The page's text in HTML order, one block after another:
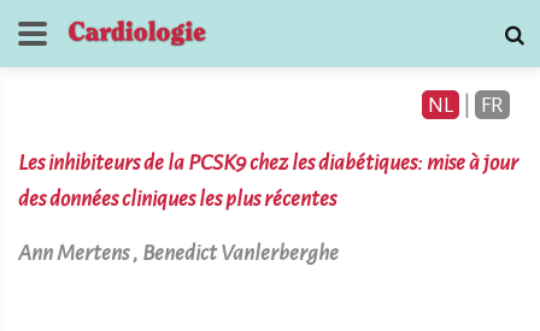
NL FR
Les inhibiteurs de la PCSK9 chez les diabétiques: mise à jour
des données cliniques les plus récentes
Ann Mertens , Benedict Vanlerberghe